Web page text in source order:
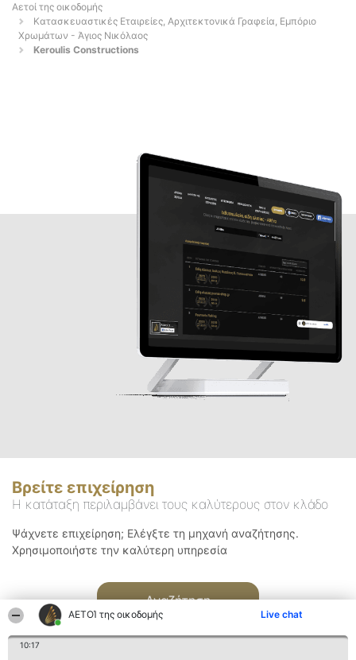
ΑΕΤΟΊ της οικοδομής Live chat
10:17
Αετοί της οικοδομής
Κατασκευαστικές Εταιρείες, Αρχιτεκτονικά Γραφεία, Εμπόριο
Χρωμάτων - Άγιος Νικόλαος
Keroulis Constructions
Βρείτε επιχείρηση
Η κατάταξη περιλαμβάνει τους καλύτερους στον κλάδο
Ψάχνετε επιχείρηση; Ελέγξτε τη μηχανή αναζήτησης.
Χρησιμοποιήστε την καλύτερη υπηρεσία
Αναζήτηση